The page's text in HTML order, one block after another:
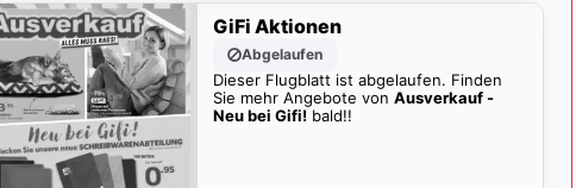
GiFi Aktionen
Abgelaufen
Dieser Flugblatt ist abgelaufen. Finden
Sie mehr Angebote vonAusverkauf -
Neu bei Gifi! bald!!